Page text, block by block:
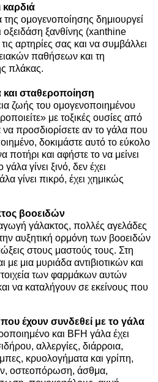
καρδιά
ομογενοποίησης δημιουργεί
οξειδάση ξανθίνης (xanthine
αρτηρίες σας και να συμβάλλει
παθήσεων και τη
πλάκας.
σταθεροποίηση
ζωής του ομογενοποιημένου
με τοξικές ουσίες από
να προσδιορίσετε αν το γάλα που
δοκιμάστε αυτό το εύκολο
ποτήρι και αφήστε το να μείνει
γίνει ξινό, δεν έχει
γίνει πικρό, έχει χημικώς
βοοειδών
γάλακτος, πολλές αγελάδες
αυξητική ορμόνη των βοοειδών
στους μαστούς τους. Στη
με μια μυριάδα αντιβιοτικών και
των φαρμάκων αυτών
να καταλήγουν σε εκείνους που
που έχουν συνδεθεί με το γάλα
και BFH γάλα έχει
αλλεργίες, διάρροια,
κρυολογήματα και γρίπη,
οστεοπόρωση, άσθμα,